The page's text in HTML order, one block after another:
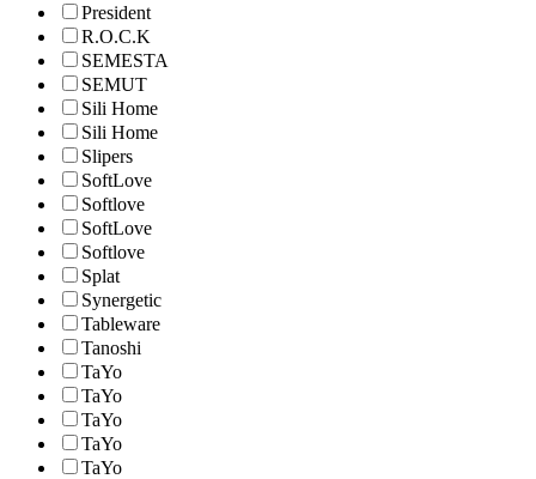
President
R.O.C.K
SEMESTA
SEMUT
Sili Home
Sili Home
Slipers
SoftLove
Softlove
SoftLove
Softlove
Splat
Synergetic
Tableware
Tanoshi
TaYo
TaYo
TaYo
TaYo
TaYo